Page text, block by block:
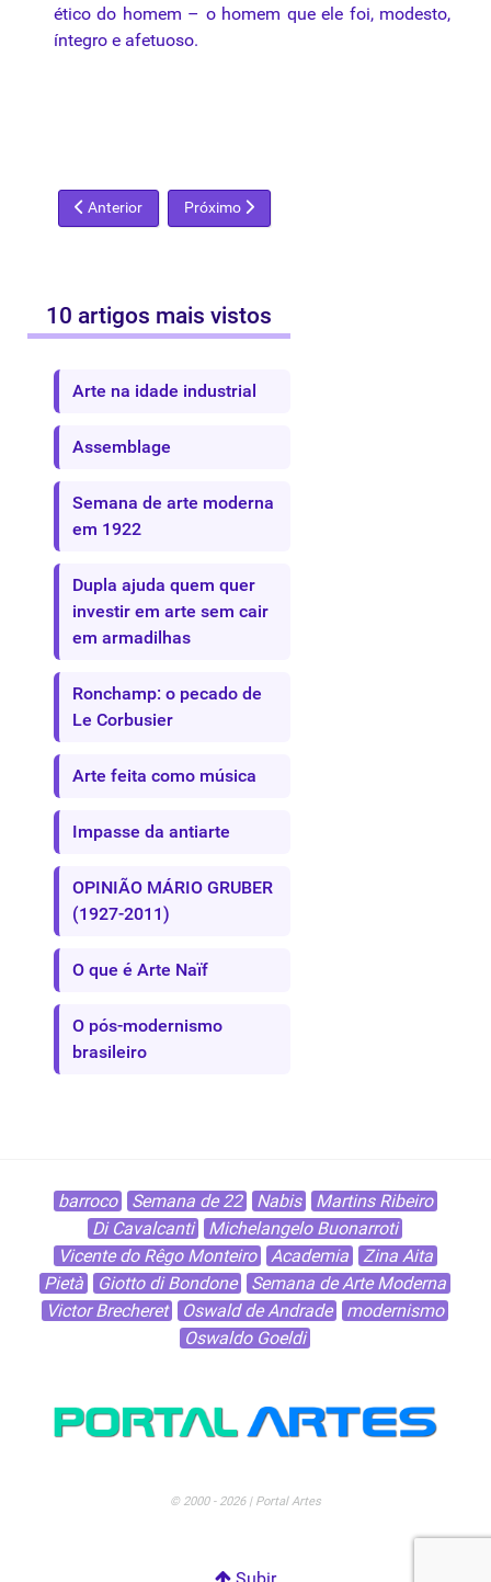
ético do homem – o homem que ele foi, modesto,
íntegro e afetuoso.
Artigo anterior: A forma sem rosto
Anterior Próximo artigo: O enigma Duchamp
Próximo
10 artigos mais vistos
Arte na idade industrial
Assemblage
Semana de arte moderna
em 1922
Dupla ajuda quem quer
investir em arte sem cair
em armadilhas
Ronchamp: o pecado de
Le Corbusier
Arte feita como música
Impasse da antiarte
OPINIÃO MÁRIO GRUBER
(1927-2011)
O que é Arte Naïf
O pós-modernismo
brasileiro
barroco Semana de 22 Nabis
Martins Ribeiro
Di Cavalcanti
Michelangelo Buonarroti
Vicente do Rêgo Monteiro
Academia
Zina Aita
Pietà
Giotto di Bondone
Semana de Arte Moderna
Victor Brecheret
Oswald de Andrade
modernismo
Oswaldo Goeldi
© 2000 - 2026 | Portal Artes